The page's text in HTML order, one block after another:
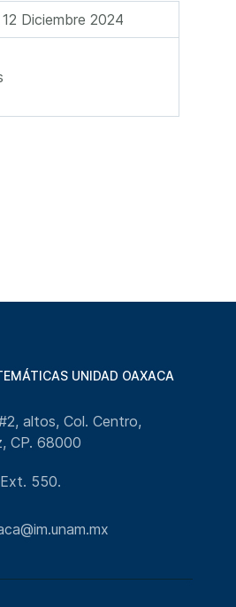
Diciembre 2024
UNIDAD OAXACA
altos, Col. Centro,
CP. 68000
550.